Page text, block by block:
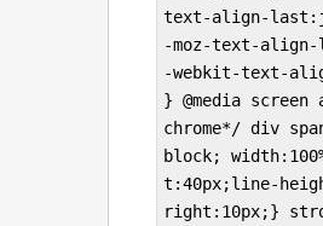
text-align-
-moz-text-
-webkit-text-
} @media
chrome*/ div
block;
t:40px;line-
right:10px;}